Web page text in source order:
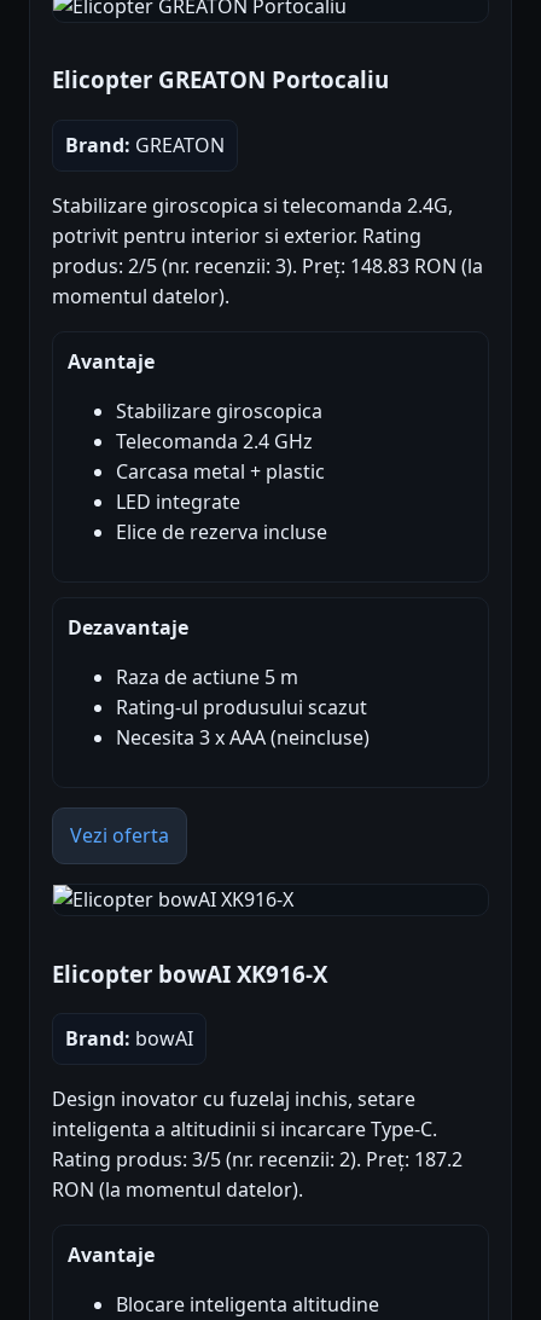
Elicopter GREATON Portocaliu
Brand: GREATON
Stabilizare giroscopica si telecomanda 2.4G,
potrivit pentru interior si exterior. Rating
produs: 2/5 (nr. recenzii: 3). Preț: 148.83 RON (la
momentul datelor).
Avantaje
Stabilizare giroscopica
Telecomanda 2.4 GHz
Carcasa metal + plastic
LED integrate
Elice de rezerva incluse
Dezavantaje
Raza de actiune 5 m
Rating-ul produsului scazut
Necesita 3 x AAA (neincluse)
Vezi oferta
Elicopter bowAI XK916-X
Brand: bowAI
Design inovator cu fuzelaj inchis, setare
inteligenta a altitudinii si incarcare Type-C.
Rating produs: 3/5 (nr. recenzii: 2). Preț: 187.2
RON (la momentul datelor).
Avantaje
Blocare inteligenta altitudine